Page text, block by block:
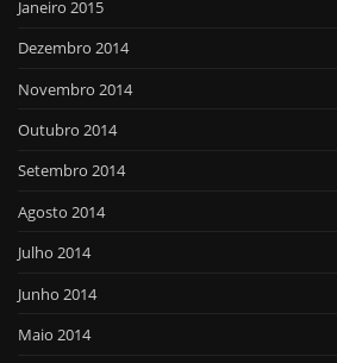
Janeiro 2015
Dezembro 2014
Novembro 2014
Outubro 2014
Setembro 2014
Agosto 2014
Julho 2014
Junho 2014
Maio 2014